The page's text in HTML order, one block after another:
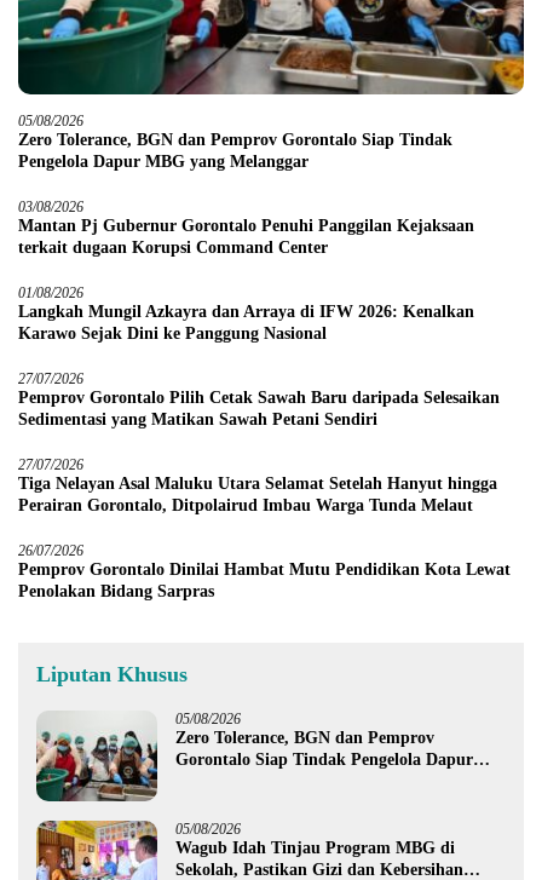
05/08/2026
Zero Tolerance, BGN dan Pemprov Gorontalo Siap Tindak
Pengelola Dapur MBG yang Melanggar
03/08/2026
Mantan Pj Gubernur Gorontalo Penuhi Panggilan Kejaksaan
terkait dugaan Korupsi Command Center
01/08/2026
Langkah Mungil Azkayra dan Arraya di IFW 2026: Kenalkan
Karawo Sejak Dini ke Panggung Nasional
27/07/2026
Pemprov Gorontalo Pilih Cetak Sawah Baru daripada Selesaikan
Sedimentasi yang Matikan Sawah Petani Sendiri
27/07/2026
Tiga Nelayan Asal Maluku Utara Selamat Setelah Hanyut hingga
Perairan Gorontalo, Ditpolairud Imbau Warga Tunda Melaut
26/07/2026
Pemprov Gorontalo Dinilai Hambat Mutu Pendidikan Kota Lewat
Penolakan Bidang Sarpras
Liputan Khusus
05/08/2026
Zero Tolerance, BGN dan Pemprov
Gorontalo Siap Tindak Pengelola Dapur
05/08/2026
Wagub Idah Tinjau Program MBG di
Sekolah, Pastikan Gizi dan Kebersihan